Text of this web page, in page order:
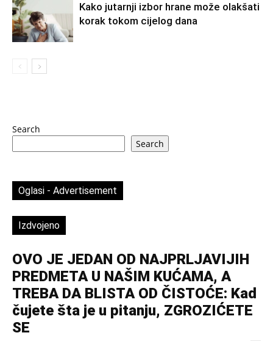
Kako jutarnji izbor hrane može olakšati
korak tokom cijelog dana
Search
Search
Oglasi - Advertisement
Izdvojeno
OVO JE JEDAN OD NAJPRLJAVIJIH
PREDMETA U NAŠIM KUĆAMA, A
TREBA DA BLISTA OD ČISTOĆE: Kad
čujete šta je u pitanju, ZGROZIĆETE
SE